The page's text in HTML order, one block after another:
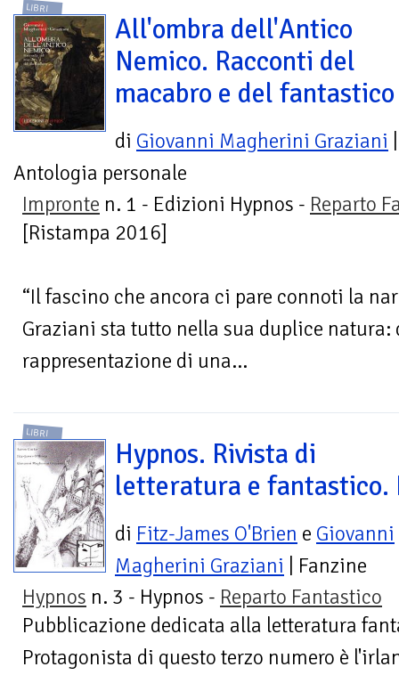
LIBRI
All'ombra dell'Antico
Nemico. Racconti del
macabro e del fantastico
di Giovanni Magherini Graziani
Antologia personale
Impronte n. 1 - Edizioni Hypnos - Reparto
[Ristampa 2016]
“Il fascino che ancora ci pare connoti la
Graziani sta tutto nella sua duplice natura:
rappresentazione di una...
LIBRI
Hypnos. Rivista di
letteratura e fantastico.
di Fitz-James O'Brien e Giovanni
Magherini Graziani | Fanzine
Hypnos n. 3 - Hypnos - Reparto Fantastico
Pubblicazione dedicata alla letteratura
Protagonista di questo terzo numero è